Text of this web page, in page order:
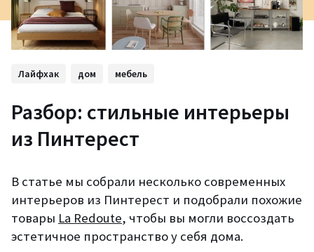
Лайфхак дом мебель
Разбор: стильные интерьеры
из Пинтерест
В статье мы собрали несколько современных
интерьеров из Пинтерест и подобрали похожие
товары La Redoute, чтобы вы могли воссоздать
эстетичное пространство у себя дома.